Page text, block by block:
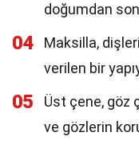
doğumdan
04
Maksilla,
verilen bir
05
Üst çene, göz
ve gözlerin